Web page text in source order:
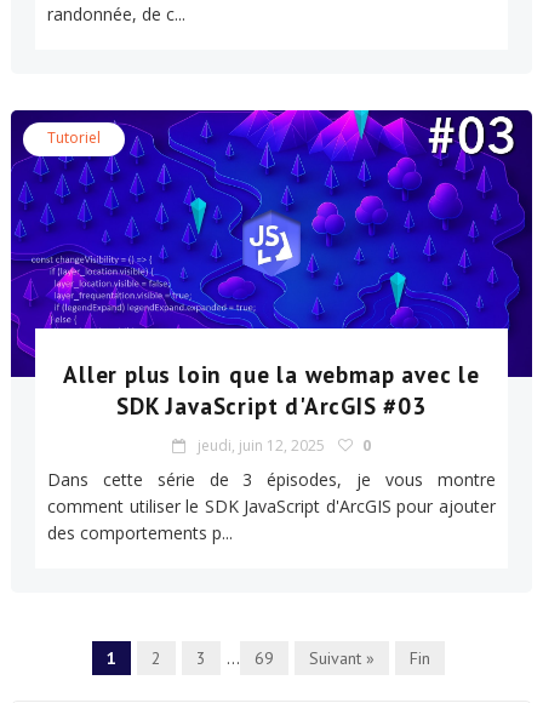
randonnée, de c...
Tutoriel
Aller plus loin que la webmap avec le
SDK JavaScript d'ArcGIS #03
jeudi, juin 12, 2025 0
Dans cette série de 3 épisodes, je vous montre
comment utiliser le SDK JavaScript d'ArcGIS pour ajouter
des comportements p...
1 2 3 ... 69 Suivant » Fin